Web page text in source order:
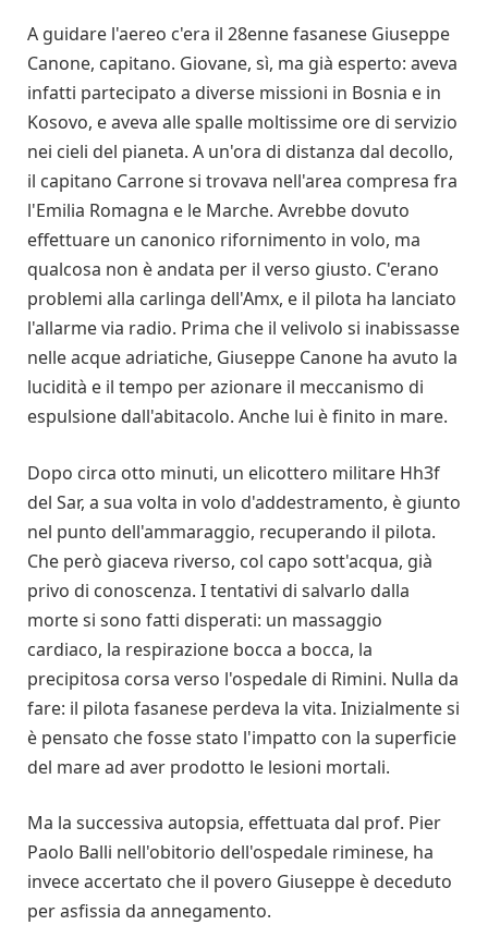
A guidare l'aereo c'era il 28enne fasanese Giuseppe
Canone, capitano. Giovane, sì, ma già esperto: aveva
infatti partecipato a diverse missioni in Bosnia e in
Kosovo, e aveva alle spalle moltissime ore di servizio
nei cieli del pianeta. A un'ora di distanza dal decollo,
il capitano Carrone si trovava nell'area compresa fra
l'Emilia Romagna e le Marche. Avrebbe dovuto
effettuare un canonico rifornimento in volo, ma
qualcosa non è andata per il verso giusto. C'erano
problemi alla carlinga dell'Amx, e il pilota ha lanciato
l'allarme via radio. Prima che il velivolo si inabissasse
nelle acque adriatiche, Giuseppe Canone ha avuto la
lucidità e il tempo per azionare il meccanismo di
espulsione dall'abitacolo. Anche lui è finito in mare.
Dopo circa otto minuti, un elicottero militare Hh3f
del Sar, a sua volta in volo d'addestramento, è giunto
nel punto dell'ammaraggio, recuperando il pilota.
Che però giaceva riverso, col capo sott'acqua, già
privo di conoscenza. I tentativi di salvarlo dalla
morte si sono fatti disperati: un massaggio
cardiaco, la respirazione bocca a bocca, la
precipitosa corsa verso l'ospedale di Rimini. Nulla da
fare: il pilota fasanese perdeva la vita. Inizialmente si
è pensato che fosse stato l'impatto con la superficie
del mare ad aver prodotto le lesioni mortali.
Ma la successiva autopsia, effettuata dal prof. Pier
Paolo Balli nell'obitorio dell'ospedale riminese, ha
invece accertato che il povero Giuseppe è deceduto
per asfissia da annegamento.